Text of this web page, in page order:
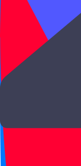
HSK 1
Время